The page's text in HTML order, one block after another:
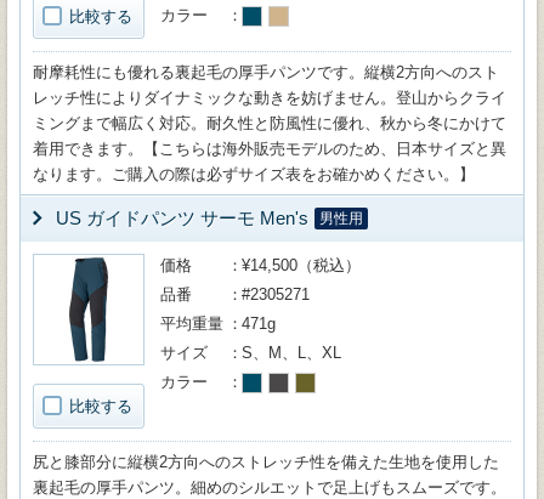
比較する
カラー
耐摩耗性にも優れる裏起毛の厚手パンツです。縦横2方向へのスト
レッチ性によりダイナミックな動きを妨げません。登山からクライ
ミングまで幅広く対応。耐久性と防風性に優れ、秋から冬にかけて
着用できます。【こちらは海外販売モデルのため、日本サイズと異
なります。ご購入の際は必ずサイズ表をお確かめください。】
US ガイドパンツ サーモ Men's 男性用
比較する
価格
¥14,500（税込）
品番
#2305271
平均重量
471g
サイズ
S、M、L、XL
カラー
尻と膝部分に縦横2方向へのストレッチ性を備えた生地を使用した
裏起毛の厚手パンツ。細めのシルエットで足上げもスムーズです。